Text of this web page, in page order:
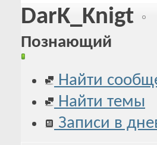
DarK_Knigt
Познающий
Найти
Найти темы
Записи в